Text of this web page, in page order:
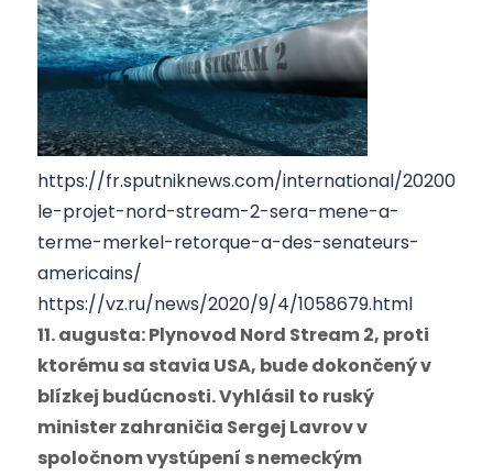
https://fr.sputniknews.com/international/
le-projet-nord-stream-2-sera-mene-a-
terme-merkel-retorque-a-des-senateurs-
americains/
https://vz.ru/news/2020/9/4/1058679.html
11. augusta: Plynovod Nord Stream 2, proti
ktorému sa stavia USA, bude dokončený v
blízkej budúcnosti. Vyhlásil to ruský
minister zahraničia Sergej Lavrov v
spoločnom vystúpení s nemeckým